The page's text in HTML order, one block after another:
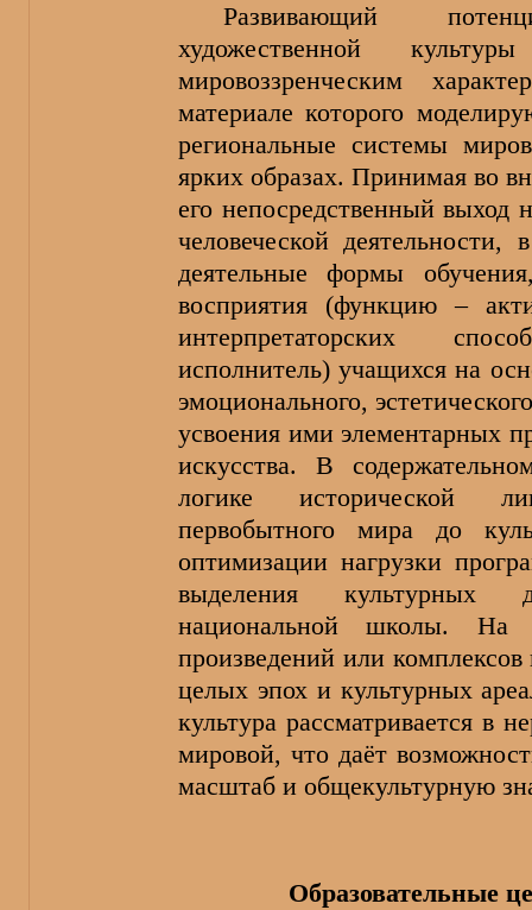
Развивающий
художественной
мировоззренческим
материале которого
региональные системы
ярких образах. Принимая во
его непосредственный выход
человеческой
деятельные формы
восприятия (функцию –
интерпретаторских
исполнитель) учащихся на
эмоционального,
усвоения ими элементарных
искусства. В
логике исторической
первобытного мира до
оптимизации нагрузки
выделения культурных
национальной школы.
произведений или
целых эпох и культурных
культура рассматривается в
мировой, что даёт
масштаб и общекультурную
Образовательные